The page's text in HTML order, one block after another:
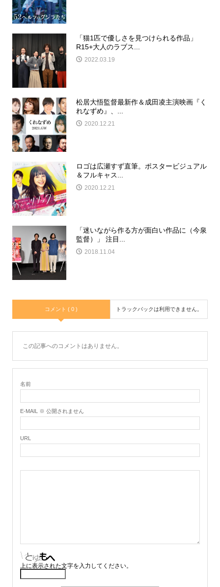
「猫1匹で優しさを見つけられる作品」
R15+大人のラブス...
2022.03.19
松居大悟監督最新作＆成田凌主演映画『く
れなずめ』、...
2020.12.21
ロゴは広瀬すず直筆。ポスタービジュアル
＆フルキャス...
2020.12.21
「迷いながら作る方が面白い作品に（今泉
監督）」 注目...
2018.11.04
コメント ( 0 ) トラックバックは利用できません。
この記事へのコメントはありません。
名前
E-MAIL ※ 公開されません
URL
上に表示された文字を入力してください。